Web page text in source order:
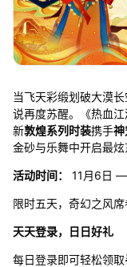
当飞天彩缎划破大漠
说再度苏醒。《热血
新敦煌系列时装携手神
金砂与乐舞中开启最炫
活动时间： 11月6日 —
限时五天，奇幻之风席
天天登录，日日好礼
每日登录即可轻松领取